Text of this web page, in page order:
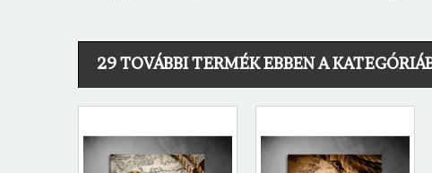
29 TOVÁBBI TERMÉK EBBEN A